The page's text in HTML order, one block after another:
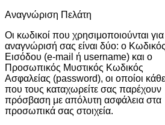
Αναγνώριση Πελάτη
Οι κωδικοί που χρησιμοποιούνται
αναγνώρισή σας είναι δύο: ο Κωδικός
Εισόδου (e-mail ή username) και ο
Προσωπικός Μυστικός Κωδικός
Ασφαλείας (password), οι οποίοι
που τους καταχωρείτε σας παρέχουν
πρόσβαση με απόλυτη ασφάλεια στα
προσωπικά σας στοιχεία.